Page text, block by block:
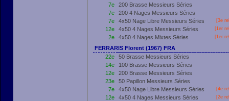
7e
200 Brasse Messieurs Séries
7e
200 4 Nages Messieurs Séries
7e
4x50 Nage Libre Messieurs Séries [3e
12e 4x50 4 Nages Messieurs Séries [1er
2e 4x50 4 Nages Mixtes Séries [1er
FERRARIS Florent (1967) FRA
22e
50 Brasse Messieurs Séries
14e
100 Brasse Messieurs Séries
12e
200 Brasse Messieurs Séries
23e
50 Papillon Messieurs Séries
7e
4x50 Nage Libre Messieurs Séries [4e
12e 4x50 4 Nages Messieurs Séries [2e